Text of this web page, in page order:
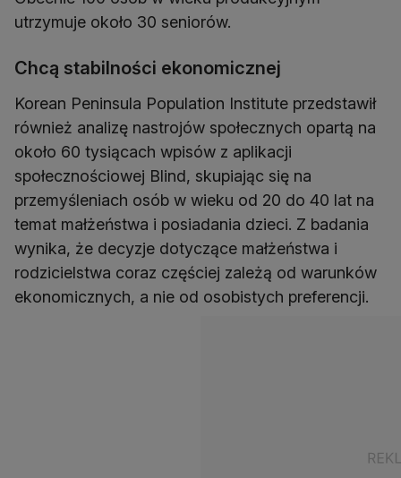
Chcą stabilności ekonomicznej
Korean Peninsula Population Institute przedstawił
również analizę nastrojów społecznych opartą na
około 60 tysiącach wpisów z aplikacji
społecznościowej Blind, skupiając się na
przemyśleniach osób w wieku od 20 do 40 lat na
temat małżeństwa i posiadania dzieci. Z badania
wynika, że decyzje dotyczące małżeństwa i
rodzicielstwa coraz częściej zależą od warunków
ekonomicznych, a nie od osobistych preferencji.